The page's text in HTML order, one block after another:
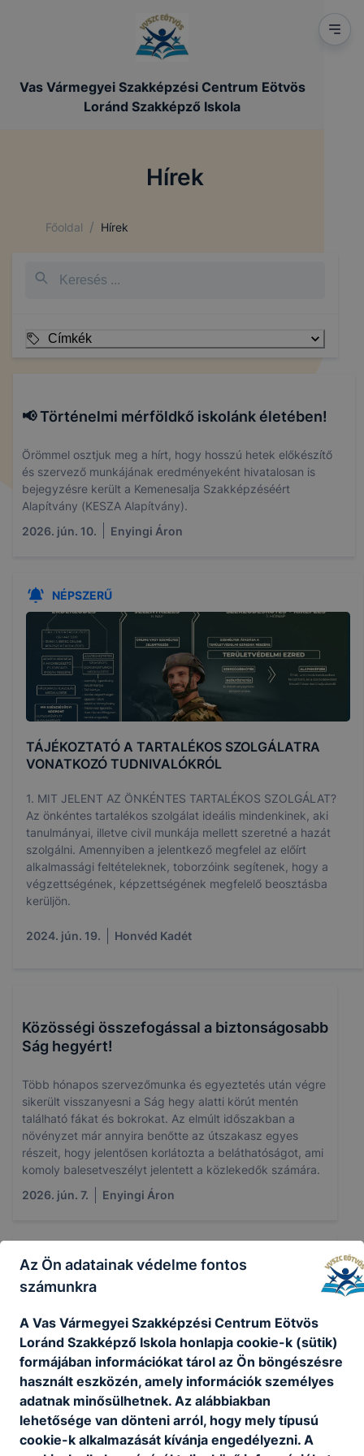
Vas Vármegyei Szakképzési Centrum Eötvös
Loránd Szakképző Iskola
Hírek
Főoldal / Hírek
Címkék
📢 Történelmi mérföldkő iskolánk életében!
Örömmel osztjuk meg a hírt, hogy hosszú hetek előkészítő
és szervező munkájának eredményeként hivatalosan is
bejegyzésre került a Kemenesalja Szakképzéséért
Alapítvány (KESZA Alapítvány).
2026. jún. 10.
Enyingi Áron
NÉPSZERŰ
TÁJÉKOZTATÓ A TARTALÉKOS SZOLGÁLATRA
VONATKOZÓ TUDNIVALÓKRÓL
1. MIT JELENT AZ ÖNKÉNTES TARTALÉKOS SZOLGÁLAT?
Az önkéntes tartalékos szolgálat ideális mindenkinek, aki
tanulmányai, illetve civil munkája mellett szeretné a hazát
szolgálni. Amennyiben a jelentkező megfelel az előírt
alkalmassági feltételeknek, toborzóink segítenek, hogy a
végzettségének, képzettségének megfelelő beosztásba
kerüljön.
2024. jún. 19. Honvéd Kadét
Közösségi összefogással a biztonságosabb
Ság hegyért!
Több hónapos szervezőmunka és egyeztetés után végre
sikerült visszanyesni a Ság hegy alatti körút mentén
található fákat és bokrokat. Az elmúlt időszakban a
növényzet már annyira benőtte az útszakasz egyes
részeit, hogy jelentősen korlátozta a beláthatóságot, ami
komoly balesetveszélyt jelentett a közlekedők számára.
2026. jún. 7.
Enyingi Áron
15 Km-es gyalogtúra a Ság-hegyen
Iskolánk kadétjai egy 15 kilométeres gyalogtúrán vettek
részt, amelynek útvonala a híres Ság-hegy környékén
vezetett keresztül. A túra célja nemcsak az állóképesség
fejlesztése volt, hanem a természet szépségeinek
megismerése és a közösségi élmények erősítése is.
2026. máj. 27.
Oszkó Attila
Az Ön adatainak védelme fontos
számunkra
A Vas Vármegyei Szakképzési Centrum Eötvös
Loránd Szakképző Iskola honlapja cookie-k (sütik)
formájában információkat tárol az Ön böngészésre
használt eszközén, amely információk személyes
adatnak minősülhetnek. Az alábbiakban
lehetősége van dönteni arról, hogy mely típusú
cookie-k alkalmazását kívánja engedélyezni. A